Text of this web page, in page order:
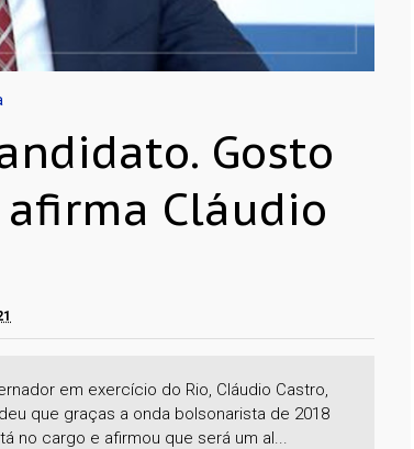
Gosto
Cláudio
em exercício do Rio, Cláudio Castro,
que graças a onda bolsonarista de 2018
no cargo e afirmou que será um al...